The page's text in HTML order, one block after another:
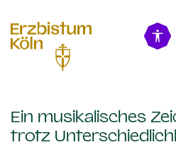
Ein musikalisches
trotz